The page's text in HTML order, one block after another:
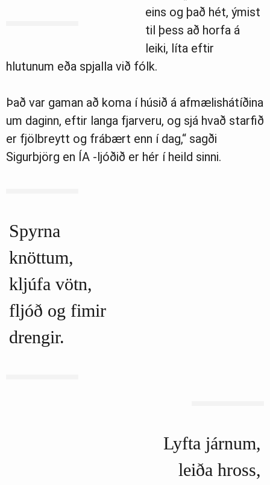
eins og það hét, ýmist
til þess að horfa á
leiki, líta eftir
hlutunum eða spjalla við fólk.
Það var gaman að koma í húsið á afmælishátíðina
um daginn, eftir langa fjarveru, og sjá hvað starfið
er fjölbreytt og frábært enn í dag,“ sagði
Sigurbjörg en ÍA -ljóðið er hér í heild sinni.
Spyrna
knöttum,
kljúfa vötn,
fljóð og fimir
drengir.
Lyfta járnum,
leiða hross,